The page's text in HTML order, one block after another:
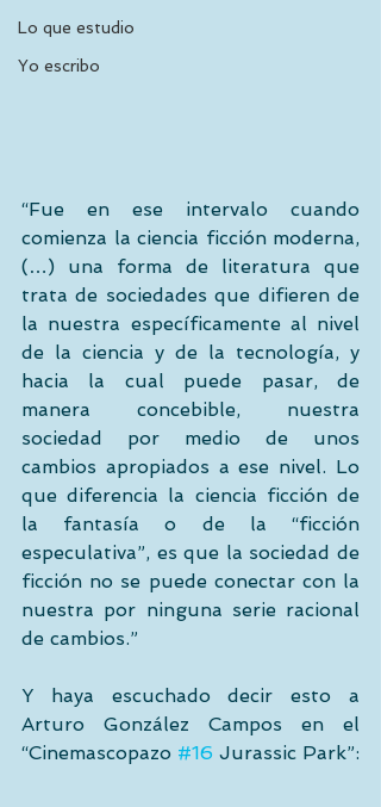
Lo que estudio
Yo escribo
“Fue en ese intervalo cuando
comienza la ciencia ficción moderna,
(…) una forma de literatura que
trata de sociedades que difieren de
la nuestra específicamente al nivel
de la ciencia y de la tecnología, y
hacia la cual puede pasar, de
manera concebible, nuestra
sociedad por medio de unos
cambios apropiados a ese nivel. Lo
que diferencia la ciencia ficción de
la fantasía o de la “ficción
especulativa”, es que la sociedad de
ficción no se puede conectar con la
nuestra por ninguna serie racional
de cambios.”
Y haya escuchado decir esto a
Arturo González Campos en el
“Cinemascopazo #16 Jurassic Park”: